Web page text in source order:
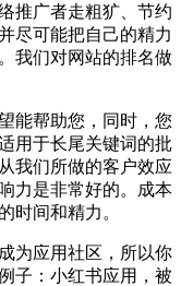
推广者走粗犷、节约
尽可能把自己的精力
我们对网站的排名做
能帮助您，同时，您
用于长尾关键词的批
我们所做的客户效应
力是非常好的。成本
时间和精力。
为应用社区，所以你
子：小红书应用，被